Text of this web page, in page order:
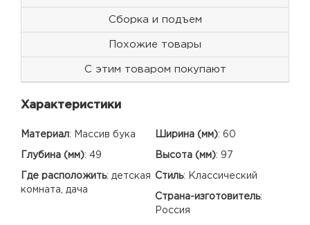
Сборка и подъем
Похожие товары
С этим товаром покупают
Характеристики
Материал: Массив бука Ширина (мм): 60
Глубина (мм): 49 Высота (мм): 97
Где расположить: детская
комната, дача
Стиль: Классический
Страна-изготовитель:
Россия